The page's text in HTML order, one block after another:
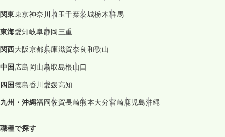
関東東京神奈川埼玉千葉茨城栃木群馬
東海愛知岐阜静岡三重
関西大阪京都兵庫滋賀奈良和歌山
中国広島岡山鳥取島根山口
四国徳島香川愛媛高知
九州・沖縄福岡佐賀長崎熊本大分宮崎鹿児島沖縄
職種で探す